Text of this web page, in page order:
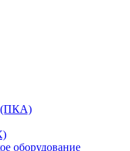
(ПКА)
оборудование